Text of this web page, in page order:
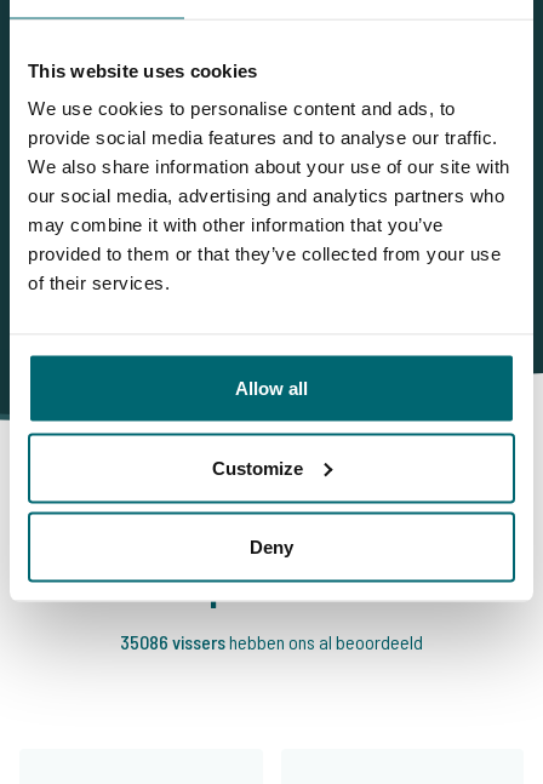
This website uses cookies
We use cookies to personalise content and ads, to
provide social media features and to analyse our traffic.
We also share information about your use of our site with
our social media, advertising and analytics partners who
may combine it with other information that you’ve
provided to them or that they’ve collected from your use
of their services.
Allow all
Customize
Deny
Wilt u meer informatie?
gerust contact met ons op
NL+31 344 66 48 06
info@thecarpspecialist.nl
WhatsApp+31 6 556 88 912
Daarom boekt u bij The Carp
Specialist
35086 vissershebben ons al beoordeeld